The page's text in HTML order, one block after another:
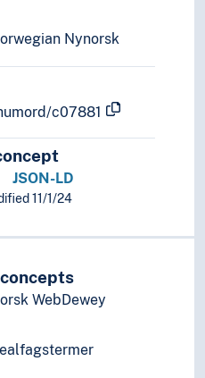
Nynorsk
c07881
JSON-LD
11/1/24
WebDewey